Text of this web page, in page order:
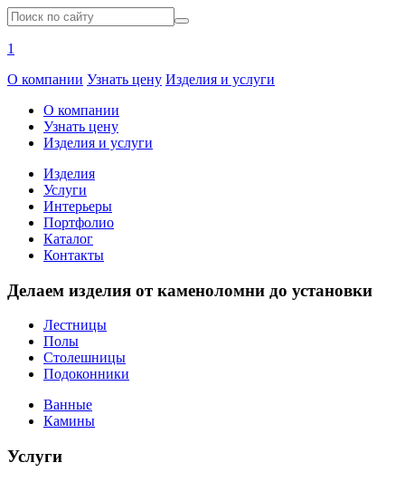
1
О компании Узнать цену Изделия и услуги
О компании
Узнать цену
Изделия и услуги
Изделия
Услуги
Интерьеры
Портфолио
Каталог
Контакты
Делаем изделия от каменоломни до установки
Лестницы
Полы
Столешницы
Подоконники
Ванные
Камины
Услуги